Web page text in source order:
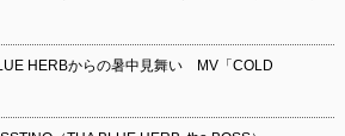
HERBからの暑中見舞い MV「COLD